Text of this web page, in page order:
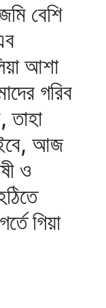
বেশি
আশা
গরিব
তাহা
আজ
ও
গিয়া